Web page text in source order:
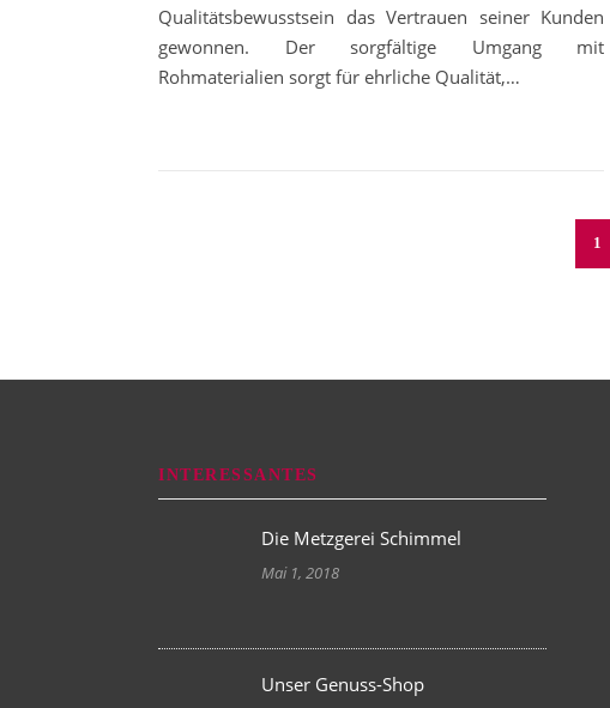
Qualitätsbewusstsein das Vertrauen seiner Kunden
gewonnen. Der sorgfältige Umgang mit
Rohmaterialien sorgt für ehrliche Qualität,…
1
INTERESSANTES
Die Metzgerei Schimmel
Mai 1, 2018
Unser Genuss-Shop